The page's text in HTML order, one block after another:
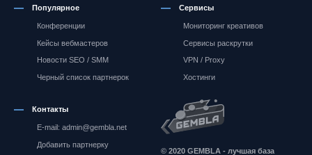
Популярное
Конференции
Кейсы вебмастеров
Новости SEO / SMM
Черный список партнерок
Сервисы
Мониторинг креативов
Сервисы раскрутки
VPN / Proxy
Хостинги
Контакты
E-mail: admin@gembla.net
Добавить партнерку Gembla.net
© 2020 GEMBLA - лучшая база